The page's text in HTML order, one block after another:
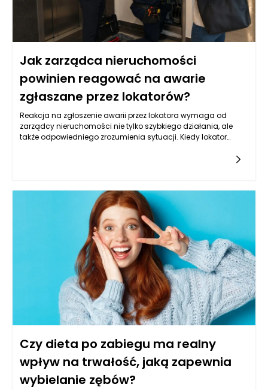
Jak zarządca nieruchomości
powinien reagować na awarie
zgłaszane przez lokatorów?
Reakcja na zgłoszenie awarii przez lokatora wymaga od
zarządcy nieruchomości nie tylko szybkiego działania, ale
także odpowiedniego zrozumienia sytuacji. Kiedy lokator
niezbędnych informacji. Zarządca powinien zwrócić uwagę
wystąpił. Taka wstępna analiza pozwoli ustalić priorytet
działań oraz określić, czy konieczna jest interwencja
specjalisty, czy awaria może być rozwiązana zdalnie.
Równocześnie, ważne jest, aby zarządca okazał empatię i
zrozumienie dla lokatora, który może odczuwać stres
związany z daną sytuacją. Takie podejście buduje zaufanie i
pokazuje, że zarządzanie nieruchomościami Poznań nie
polega jedynie na sprawnym administrowaniu, ale także na
tworzeniu relacji z mieszkańcami.
Czy dieta po zabiegu ma realny
wpływ na trwałość, jaką zapewnia
wybielanie zębów?